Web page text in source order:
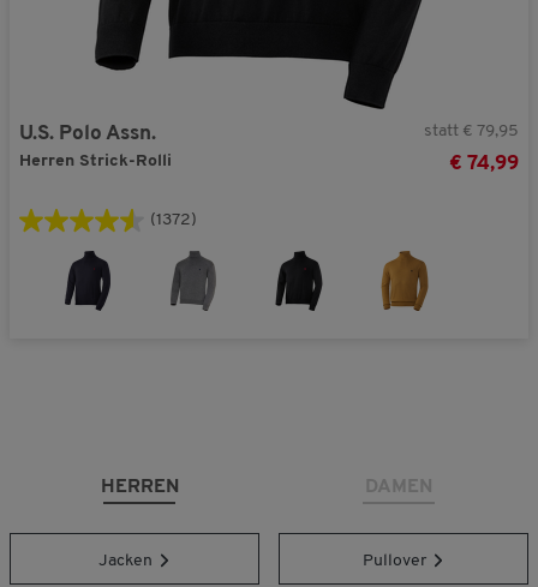
U.S. Polo Assn.
Herren Strick-Rolli
statt € 79,95
€ 74,99
(1372)
HERREN DAMEN
Jacken Pullover